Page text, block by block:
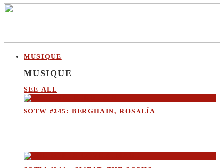
MUSIQUE
MUSIQUE
SEE ALL
SOTW #245: BERGHAIN, ROSALÍA